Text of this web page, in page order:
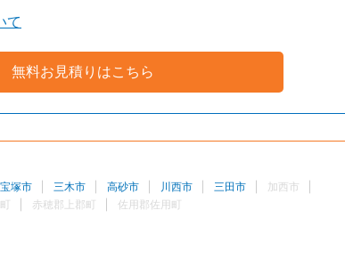
て
無料お見積りはこちら
宝塚市 三木市 高砂市 川西市 三田市
加西市
赤穂郡上郡町 佐用郡佐用町